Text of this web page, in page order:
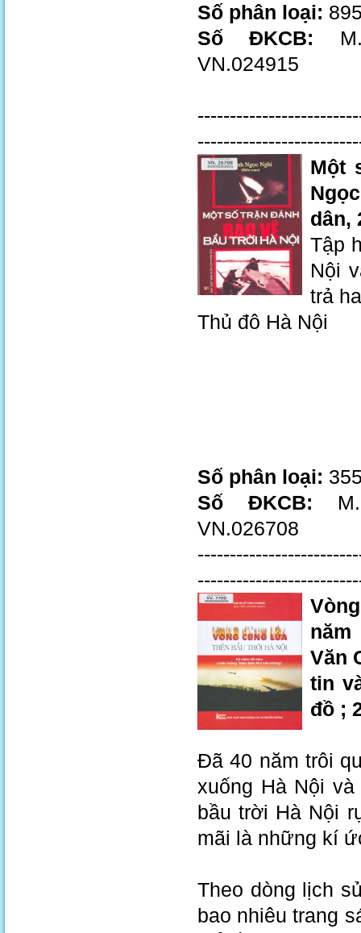
Số phân loại:
Số ĐKCB:
VN.024915
Một
dân,
Tập
Nội
trả
Thủ đô Hà Nội
Số phân loại:
Số ĐKCB:
VN.026708
năm
Văn
tin
đồ ;
Đã 40 năm trôi
xuống Hà Nội
bầu trời Hà Nội
mãi là những kí
Theo dòng lịch
bao nhiêu trang